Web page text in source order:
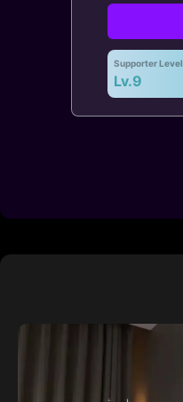
Supporter Level
Lv.9